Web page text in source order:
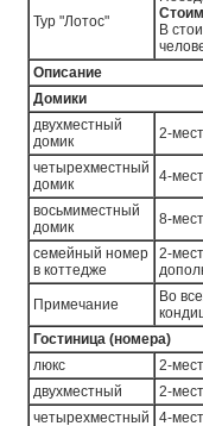
Тур "Лотос"
В
Описание
Домики
двухместный
домик
2-
четырехместный
домик
4-
восьмиместный
домик
8-
семейный номер
в коттедже
2-
Примечание
Во
Гостиница (номера)
люкс
2-
двухместный
2-
четырехместный
4-